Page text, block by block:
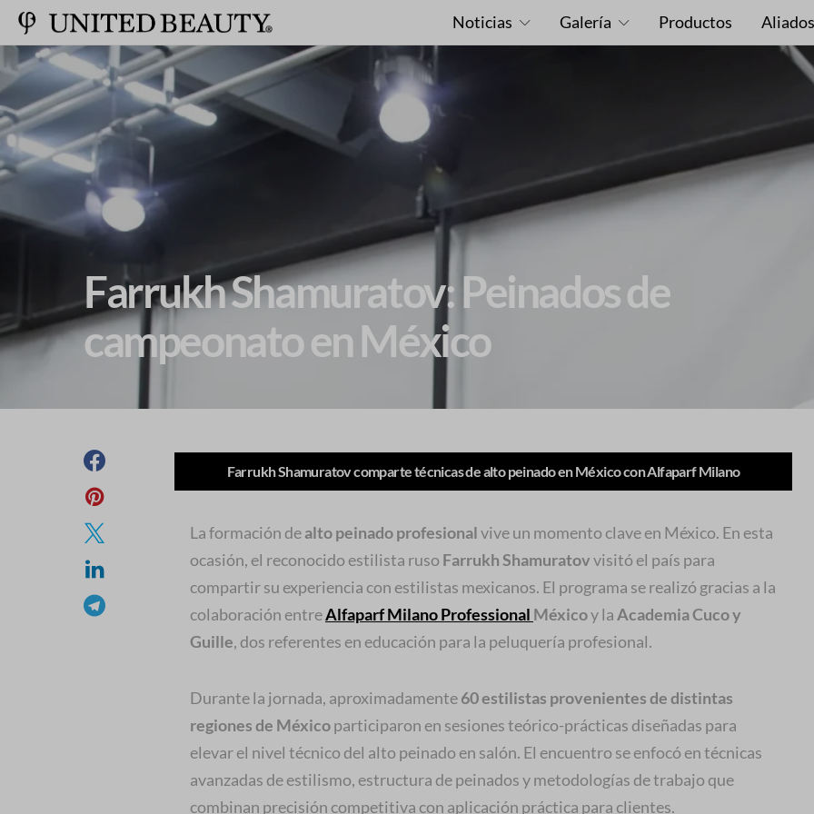
Noticias Galería Productos Aliados
Farrukh Shamuratov: Peinados de
campeonato en México
Farrukh Shamuratov comparte técnicas de alto peinado en México con Alfaparf Milano
La formación dealto peinado profesionalvive un momento clave en México. En esta
ocasión, el reconocido estilista ruso Farrukh Shamuratovvisitó el país para
compartir su experiencia con estilistas mexicanos. El programa se realizó gracias a la
colaboración entreAlfaparf Milano Professional Méxicoy laAcademia Cuco y
Guille, dos referentes en educación para la peluquería profesional.
Durante la jornada, aproximadamente60 estilistas provenientes de distintas
regiones de Méxicoparticiparon en sesiones teórico-prácticas diseñadas para
elevar el nivel técnico del alto peinado en salón. El encuentro se enfocó en técnicas
avanzadas de estilismo, estructura de peinados y metodologías de trabajo que
combinan precisión competitiva con aplicación práctica para clientes.